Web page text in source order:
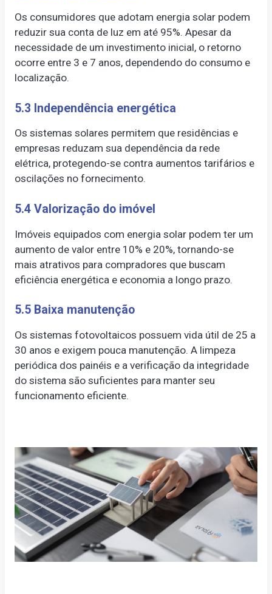
Os consumidores que adotam energia solar podem
reduzir sua conta de luz em até 95%. Apesar da
necessidade de um investimento inicial, o retorno
ocorre entre 3 e 7 anos, dependendo do consumo e
localização.
5.3 Independência energética
Os sistemas solares permitem que residências e
empresas reduzam sua dependência da rede
elétrica, protegendo-se contra aumentos tarifários e
oscilações no fornecimento.
5.4 Valorização do imóvel
Imóveis equipados com energia solar podem ter um
aumento de valor entre 10% e 20%, tornando-se
mais atrativos para compradores que buscam
eficiência energética e economia a longo prazo.
5.5 Baixa manutenção
Os sistemas fotovoltaicos possuem vida útil de 25 a
30 anos e exigem pouca manutenção. A limpeza
periódica dos painéis e a verificação da integridade
do sistema são suficientes para manter seu
funcionamento eficiente.